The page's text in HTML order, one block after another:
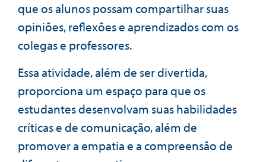
que os alunos possam compartilhar suas
opiniões, reflexões e aprendizados com os
colegas e professores.
Essa atividade, além de ser divertida,
proporciona um espaço para que os
estudantes desenvolvam suas habilidades
críticas e de comunicação, além de
promover a empatia e a compreensão de